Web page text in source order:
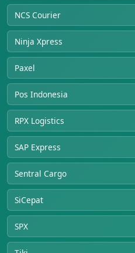
NCS Courier
Ninja Xpress
Paxel
Pos Indonesia
RPX Logistics
SAP Express
Sentral Cargo
SiCepat
SPX